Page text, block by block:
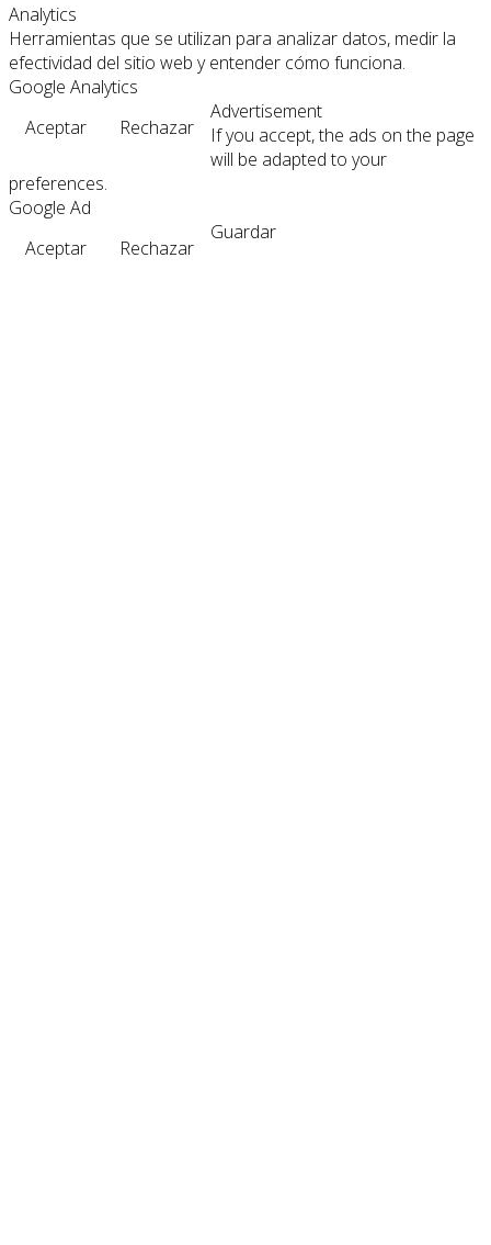
Analytics
Herramientas que se utilizan para analizar datos, medir la
efectividad del sitio web y entender cómo funciona.
Google Analytics
Aceptar
Rechazar
Advertisement
If you accept, the ads on the page
will be adapted to your
preferences.
Google Ad
Aceptar
Rechazar
Guardar